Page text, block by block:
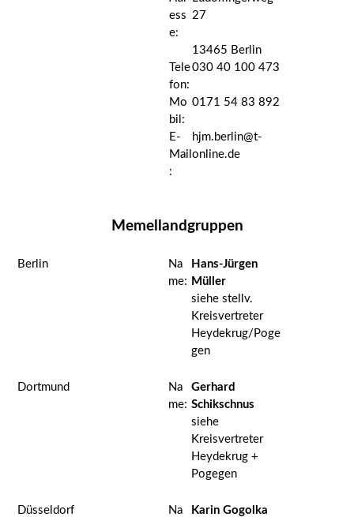
ess
e:
27
13465 Berlin
Tele
fon:
030 40 100 473
Mo
bil:
0171 54 83 892
E-
Mail
:
hjm.berlin@t-
online.de
Memellandgruppen
Berlin
Na
me:
Hans-Jürgen
Müller
siehe stellv.
Kreisvertreter
Heydekrug/Poge
gen
Dortmund
Na
me:
Gerhard
Schikschnus
siehe
Kreisvertreter
Heydekrug +
Pogegen
Düsseldorf
Na
Karin Gogolka